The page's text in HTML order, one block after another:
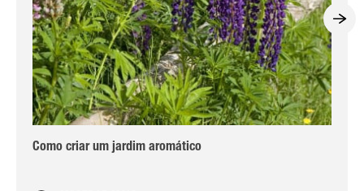
Como criar um jardim aromático